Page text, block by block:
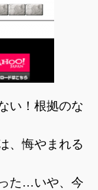
い！根拠のな
、悔やまれる
た…いや、今